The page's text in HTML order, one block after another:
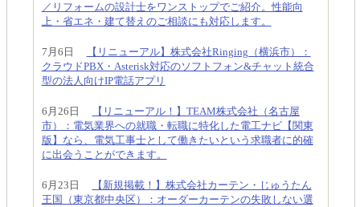
／リフォームの設計士をワンストップでご紹介。性能向
上・省エネ・建て替えのご相談にも対応します。
7月6日
【リニューアル】株式会社Ringing（横浜市）：
クラウドPBX・Asterisk対応のソフトフォン&チャット統合
型の法人向けIP電話アプリ
6月26日
【リニューアル！】TEAM株式会社（名古屋
市）：電気業界への就職・転職に特化した電工ナビ【関東
版】なら、電気工事士として働きたいという求職者に的確
に出会うことができます。
6月23日
【新規掲載！】株式会社カーテン・じゅうたん
王国（東京都中央区）：オーダーカーテンの失敗しない選